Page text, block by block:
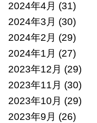
2024年4月 (31)
2024年3月 (30)
2024年2月 (29)
2024年1月 (27)
2023年12月 (29)
2023年11月 (30)
2023年10月 (29)
2023年9月 (26)